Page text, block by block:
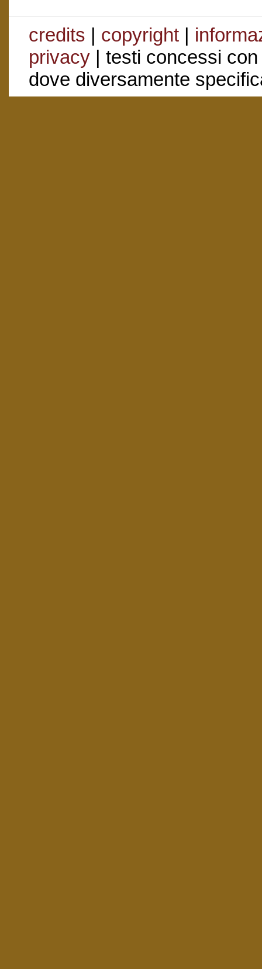
credits | copyright|
privacy| testi concessi
dove diversamente